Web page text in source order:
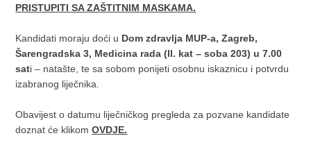
PRISTUPITI SA ZAŠTITNIM MASKAMA.
Kandidati moraju doći u Dom zdravlja MUP-a, Zagreb,
Šarengradska 3, Medicina rada (II. kat – soba 203) u 7.00
sati – natašte, te sa sobom ponijeti osobnu iskaznicu i potvrdu
izabranog liječnika.
Obavijest o datumu liječničkog pregleda za pozvane kandidate
doznat će klikomOVDJE.